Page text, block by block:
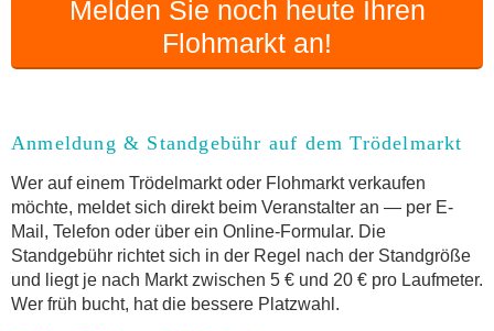
Melden Sie noch heute Ihren
Flohmarkt an!
Anmeldung & Standgebühr auf dem Trödelmarkt
Wer auf einem Trödelmarkt oder Flohmarkt verkaufen
möchte, meldet sich direkt beim Veranstalter an — per E-
Mail, Telefon oder über ein Online-Formular. Die
Standgebühr richtet sich in der Regel nach der Standgröße
und liegt je nach Markt zwischen 5 € und 20 € pro Laufmeter.
Wer früh bucht, hat die bessere Platzwahl.